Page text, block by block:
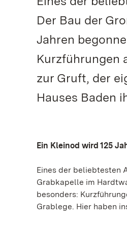
Der Bau der
Jahren
Kurzführungen
zur Gruft, der
Hauses Baden
Ein Kleinod wird 125
Eines der beliebtesten
Grabkapelle im
besonders:
Grablege. Hier haben